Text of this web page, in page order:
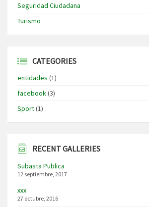
Seguridad Ciudadana
Turismo
CATEGORIES
entidades (1)
facebook(3)
Sport(1)
RECENT GALLERIES
Subasta Publica
12 septiembre, 2017
xxx
27 octubre, 2016